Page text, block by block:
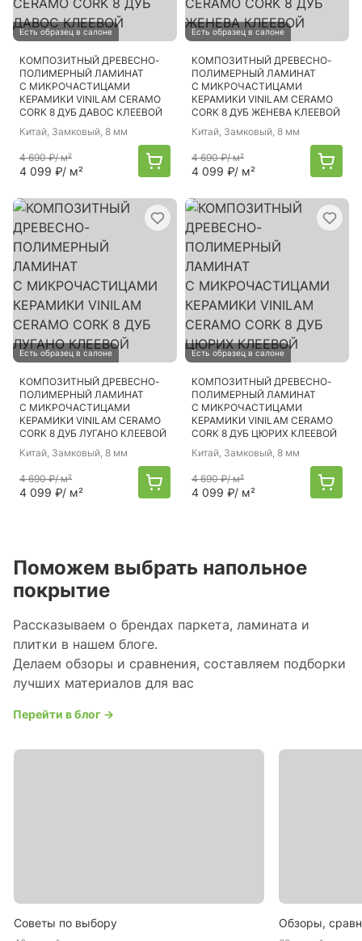
Есть образец в салоне
КОМПОЗИТНЫЙ ДРЕВЕСНО-
ПОЛИМЕРНЫЙ ЛАМИНАТ
С МИКРОЧАСТИЦАМИ
КЕРАМИКИ VINILAM CERAMO
CORK 8 ДУБ ДАВОС КЛЕЕВОЙ
Китай, Замковый, 8 мм
4 690 ₽/ м²
4 099 ₽/ м²
Есть образец в салоне
КОМПОЗИТНЫЙ ДРЕВЕСНО-
ПОЛИМЕРНЫЙ ЛАМИНАТ
С МИКРОЧАСТИЦАМИ
КЕРАМИКИ VINILAM CERAMO
CORK 8 ДУБ ЖЕНЕВА КЛЕЕВОЙ
Китай, Замковый, 8 мм
4 690 ₽/ м²
4 099 ₽/ м²
Есть образец в салоне
КОМПОЗИТНЫЙ ДРЕВЕСНО-
ПОЛИМЕРНЫЙ ЛАМИНАТ
С МИКРОЧАСТИЦАМИ
КЕРАМИКИ VINILAM CERAMO
CORK 8 ДУБ ЛУГАНО КЛЕЕВОЙ
Китай, Замковый, 8 мм
4 690 ₽/ м²
4 099 ₽/ м²
Есть образец в салоне
КОМПОЗИТНЫЙ ДРЕВЕСНО-
ПОЛИМЕРНЫЙ ЛАМИНАТ
С МИКРОЧАСТИЦАМИ
КЕРАМИКИ VINILAM CERAMO
CORK 8 ДУБ ЦЮРИХ КЛЕЕВОЙ
Китай, Замковый, 8 мм
4 690 ₽/ м²
4 099 ₽/ м²
Поможем выбрать напольное
покрытие
Рассказываем о брендах паркета, ламината и
плитки в нашем блоге.
Делаем обзоры и сравнения, составляем подборки
лучших материалов для вас
Перейти в блог →
Советы по выбору Обзоры,